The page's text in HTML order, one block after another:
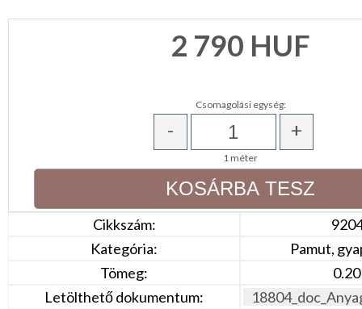
2 790 HUF
Csomagolási egység:
- +
1 méter
Cikkszám:
Kategória:
Pamut,
Tömeg:
Letölthető dokumentum: